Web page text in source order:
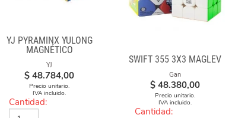
YJ PYRAMINX YULONG
MAGNÉTICO
YJ
$ 48.784,00
Precio unitario.
IVA incluido.
Cantidad:
SWIFT 355 3X3 MAGLEV
Gan
$ 48.380,00
Precio unitario.
IVA incluido.
Cantidad: